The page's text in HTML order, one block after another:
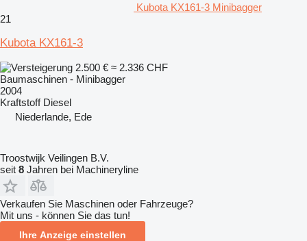
Kubota KX161-3 Minibagger
21
Kubota KX161-3
2.500 € ≈ 2.336 CHF
Baumaschinen - Minibagger
2004
Kraftstoff Diesel
Niederlande, Ede
Troostwijk Veilingen B.V.
seit 8 Jahren bei Machineryline
Verkaufen Sie Maschinen oder Fahrzeuge?
Mit uns - können Sie das tun!
Ihre Anzeige einstellen